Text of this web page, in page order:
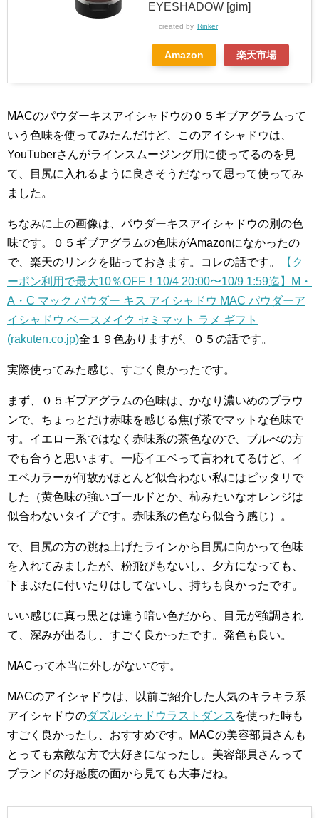
EYESHADOW [gim]
created by Rinker
Amazon 楽天市場
MACのパウダーキスアイシャドウの０５ギブアグラムって
いう色味を使ってみたんだけど、このアイシャドウは、
YouTuberさんがラインスムージング用に使ってるのを見
て、目尻に入れるように良さそうだなって思って使ってみ
ました。
ちなみに上の画像は、パウダーキスアイシャドウの別の色
味です。０５ギブアグラムの色味がAmazonになかったの
で、楽天のリンクを貼っておきます。コレの話です。
【ク
ーポン利用で最大10％OFF！10/4 20:00〜10/9 1:59迄】M・
A・C マック パウダー キス アイシャドウ MAC パウダーア
イシャドウ ベースメイク セミマット ラメ ギフト
(rakuten.co.jp)全１９色ありますが、０５の話です。
実際使ってみた感じ、すごく良かったです。
まず、０５ギブアグラムの色味は、かなり濃いめのブラウ
ンで、ちょっとだけ赤味を感じる焦げ茶でマットな色味で
す。イエロー系ではなく赤味系の茶色なので、ブルべの方
でも合うと思います。一応イエベって言われてるけど、イ
エベカラーが何故かほとんど似合わない私にはピッタリで
した（黄色味の強いゴールドとか、柿みたいなオレンジは
似合わないタイプです。赤味系の色なら似合う感じ）。
で、目尻の方の跳ね上げたラインから目尻に向かって色味
を入れてみましたが、粉飛びもないし、夕方になっても、
下まぶたに付いたりはしてないし、持ちも良かったです。
いい感じに真っ黒とは違う暗い色だから、目元が強調され
て、深みが出るし、すごく良かったです。発色も良い。
MACって本当に外しがないです。
MACのアイシャドウは、以前ご紹介した人気のキラキラ系
アイシャドウのダズルシャドウラストダンス を使った時も
すごく良かったし、おすすめです。MACの美容部員さんも
とっても素敵な方で大好きになったし。美容部員さんって
ブランドの好感度の面から見ても大事だね。